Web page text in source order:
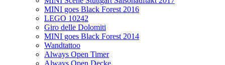
MINI goes Black Forest 2016
LEGO 10242
Giro delle Dolomiti
MINI goes Black Forest 2014
Wandtattoo
Always Open Timer
Always Open Decke